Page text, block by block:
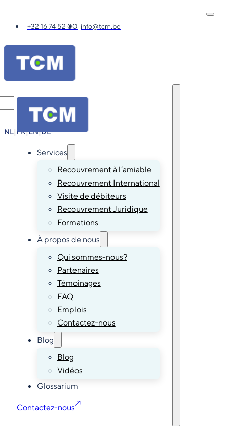
+32 16 74 52 00 info@tcm.be
NL|FR|EN|DE
Services
Recouvrement à l’amiable
Recouvrement International
Visite de débiteurs
Recouvrement Juridique
Formations
À propos de nous
Qui sommes-nous?
Partenaires
Témoinages
FAQ
Emplois
Contactez-nous
Blog
Blog
Vidéos
Glossarium
Contactez-nous